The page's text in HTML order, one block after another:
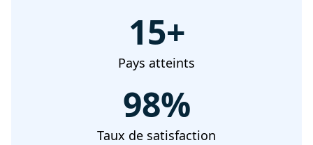
15+
Pays atteints
98%
Taux de satisfaction